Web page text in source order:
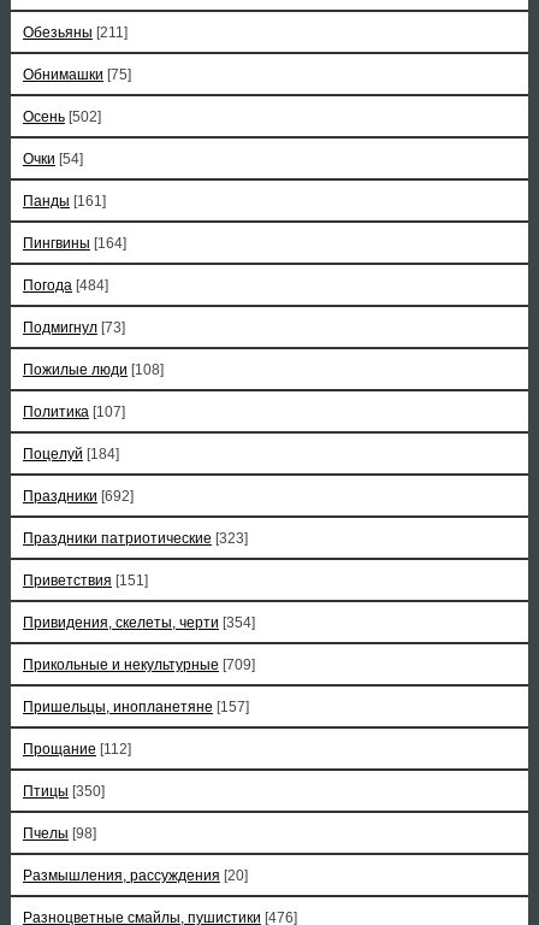
Обезьяны [211]
Обнимашки [75]
Осень [502]
Очки [54]
Панды [161]
Пингвины [164]
Погода [484]
Подмигнул [73]
Пожилые люди [108]
Политика [107]
Поцелуй [184]
Праздники [692]
Праздники патриотические [323]
Приветствия [151]
Привидения, скелеты, черти [354]
Прикольные и некультурные [709]
Пришельцы, инопланетяне [157]
Прощание [112]
Птицы [350]
Пчелы [98]
Размышления, рассуждения [20]
Разноцветные смайлы, пушистики [476]